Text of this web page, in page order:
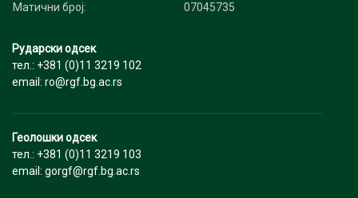
Матични број:
07045735
Рударски одсек
тел.: +381 (0)11 3219 102
email: ro@rgf.bg.ac.rs
Геолошки одсек
тел.: +381 (0)11 3219 103
email: gorgf@rgf.bg.ac.rs